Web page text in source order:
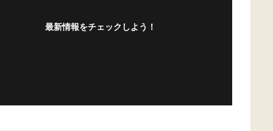
最新情報をチェックしよう！